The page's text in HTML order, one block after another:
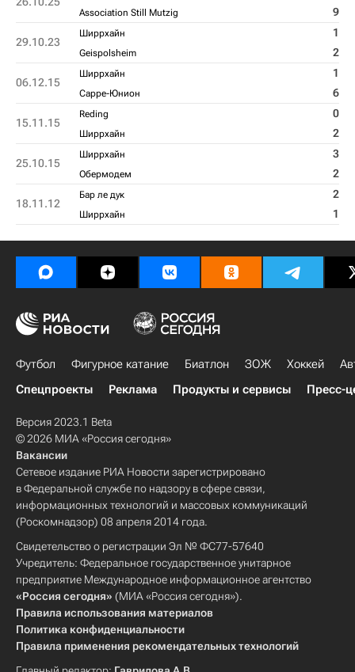
Association Still Mutzig 9
29.10.23
Ширрхайн 1
Geispolsheim 2
06.12.15
Ширрхайн 1
Сарре-Юнион 6
15.11.15
Reding 0
Ширрхайн 2
25.10.15
Ширрхайн 3
Обермодем 2
18.11.12
Бар ле дук 2
Ширрхайн 1
Футбол Фигурное катание Биатлон ЗОЖ Хоккей
Спецпроекты
Реклама Продукты и сервисы Пресс-
Версия 2023.1 Beta
© 2026 МИА «Россия сегодня»
Вакансии
Сетевое издание РИА Новости зарегистрировано
в Федеральной службе по надзору в сфере связи,
информационных технологий и массовых коммуникаций
(Роскомнадзор) 08 апреля 2014 года.
Свидетельство о регистрации Эл № ФС77-57640
Учредитель: Федеральное государственное унитарное
предприятие Международное информационное агентство
«Россия сегодня» (МИА «Россия сегодня»).
Правила использования материалов
Политика конфиденциальности
Правила применения рекомендательных технологий